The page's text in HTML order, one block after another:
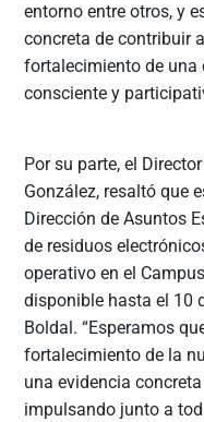
entorno entre otros, y
concreta de contribuir
fortalecimiento de
consciente y
Por su parte, el
González, resaltó que
Dirección de Asuntos
de residuos
operativo en el
disponible hasta el 10
Boldal. “Esperamos
fortalecimiento de la
una evidencia
impulsando junto a